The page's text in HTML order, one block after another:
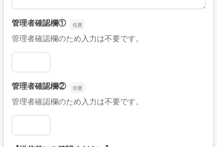
管理者確認欄①
管理者確認欄のため入力は不要です。
管理者確認欄①
管理者確認欄②
管理者確認欄のため入力は不要です。
管理者確認欄②